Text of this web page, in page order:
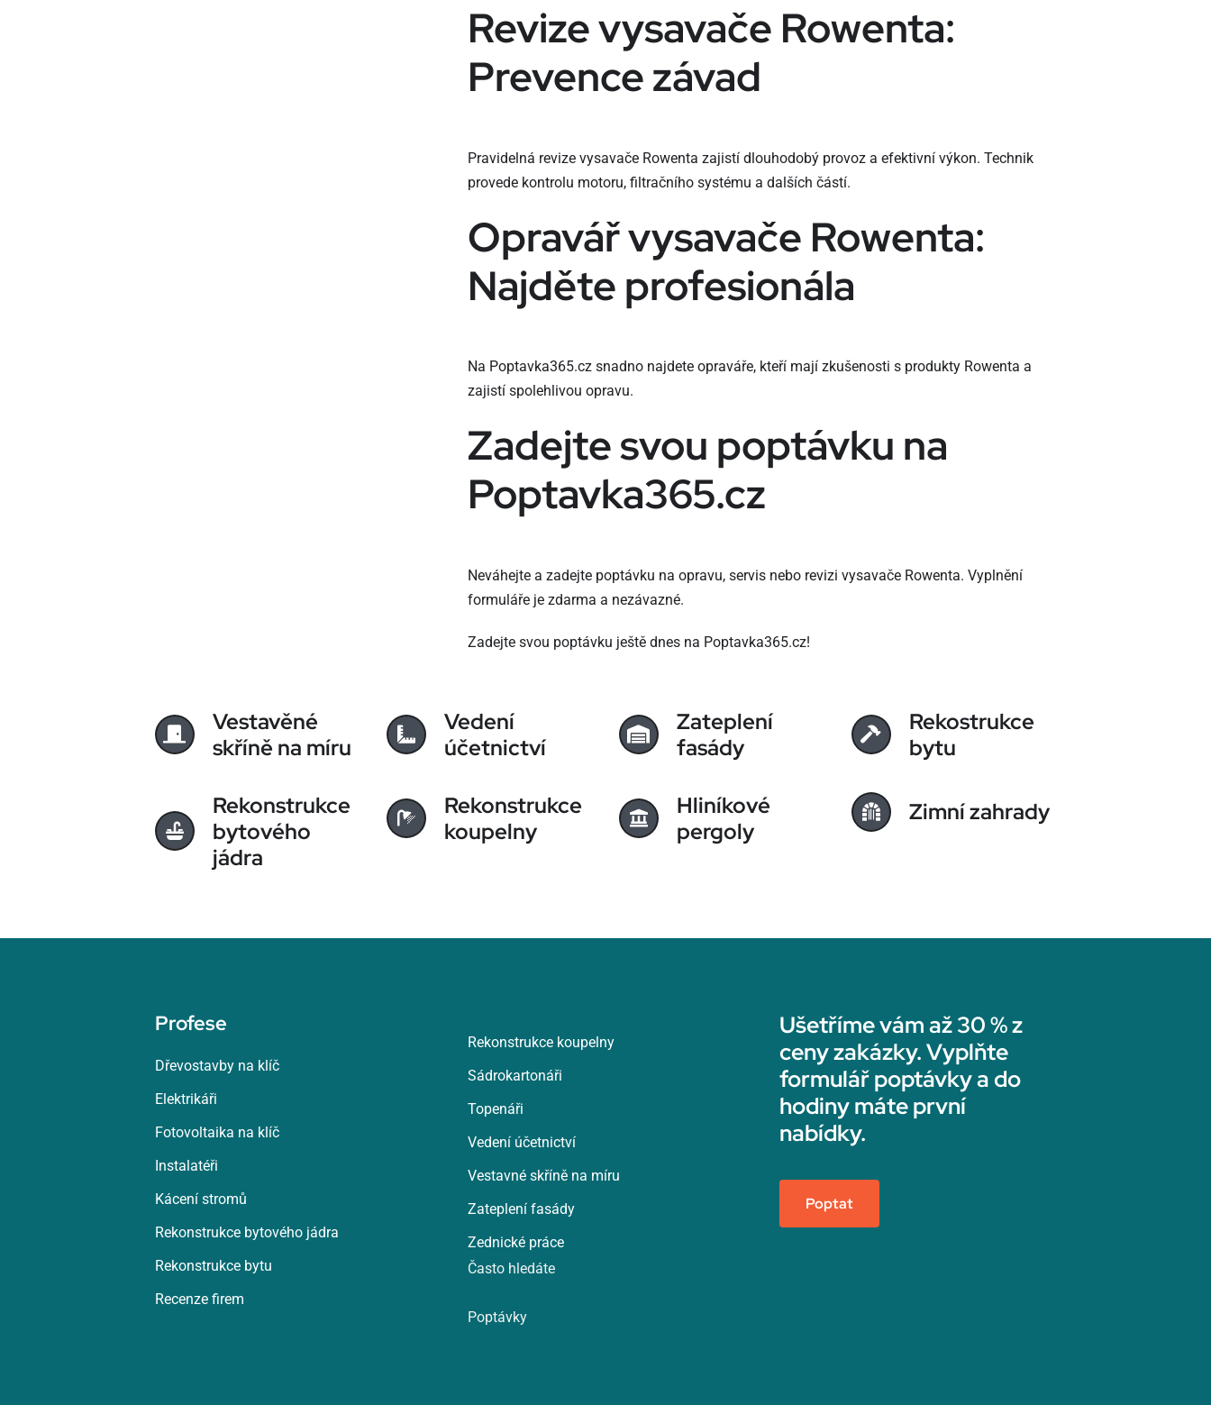
Revize vysavače Rowenta:
Prevence závad
Pravidelná revize vysavače Rowenta zajistí dlouhodobý provoz a efektivní výkon. Technik
provede kontrolu motoru, filtračního systému a dalších částí.
Opravář vysavače Rowenta:
Najděte profesionála
Na Poptavka365.cz snadno najdete opraváře, kteří mají zkušenosti s produkty Rowenta a
zajistí spolehlivou opravu.
Zadejte svou poptávku na
Poptavka365.cz
Neváhejte a zadejte poptávku na opravu, servis nebo revizi vysavače Rowenta. Vyplnění
formuláře je zdarma a nezávazné.
Zadejte svou poptávku ještě dnes na Poptavka365.cz!
Vestavěné
skříně na míru
Vedení
účetnictví
Zateplení
fasády
Rekostrukce
bytu
Rekonstrukce
bytového
jádra
Rekonstrukce
koupelny
Hliníkové
pergoly
Zimní zahrady
Profese
Dřevostavby na klíč
Elektrikáři
Fotovoltaika na klíč
Instalatéři
Kácení stromů
Rekonstrukce bytového jádra
Rekonstrukce bytu
Recenze firem
Rekonstrukce koupelny
Sádrokartonáři
Topenáři
Vedení účetnictví
Vestavné skříně na míru
Zateplení fasády
Zednické práce
Často hledáte
Poptávky
Ušetříme vám až 30 % z
ceny zakázky. Vyplňte
formulář poptávky a do
hodiny máte první
nabídky.
Poptat